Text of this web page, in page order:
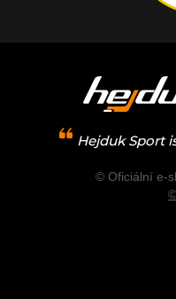
Hejduk Sport
© Oficiální e-